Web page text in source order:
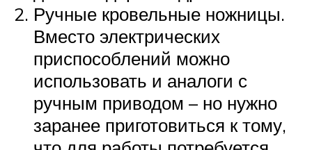
Ручные кровельные ножницы.
Вместо электрических
приспособлений можно
использовать и аналоги с
ручным приводом – но нужно
заранее приготовиться к тому,